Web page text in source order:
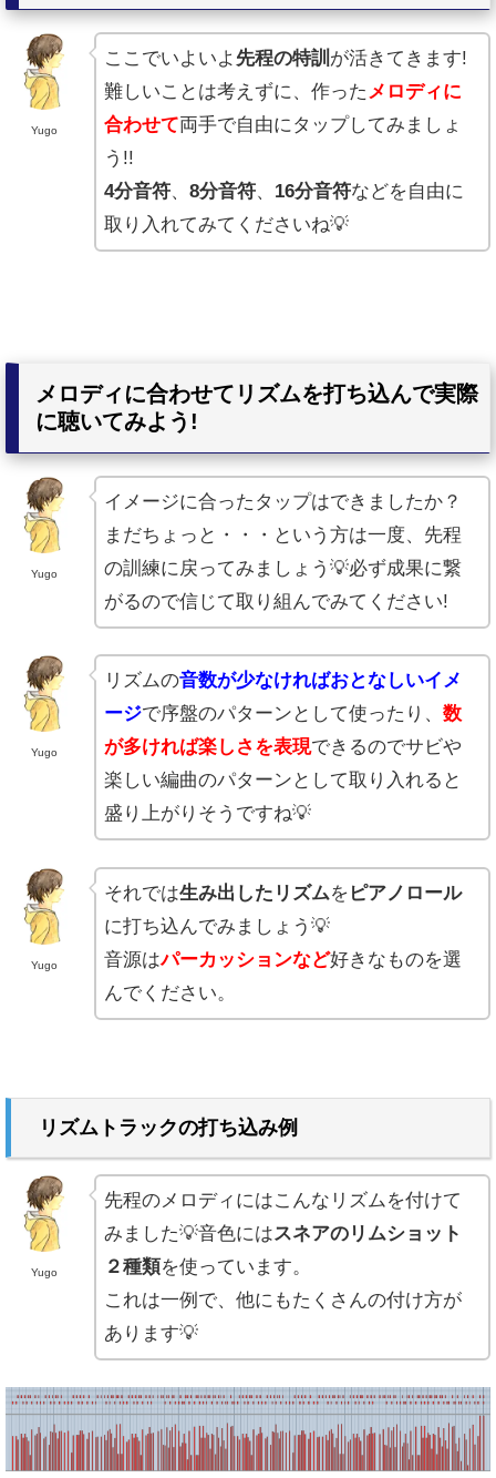
Yugo
ここでいよいよ 先程の特訓 が活きてきます!
難しいことは考えずに、作った メロディに
合わせて両手で自由にタップしてみましょ
う!!
4分音符、8分音符、 16分音符などを自由に
取り入れてみてくださいね💡
メロディに合わせてリズムを打ち込んで実際
に聴いてみよう!
Yugo
イメージに合ったタップはできましたか？
まだちょっと・・・という方は一度、先程
の訓練に戻ってみましょう💡必ず成果に繋
がるので信じて取り組んでみてください!
Yugo
リズムの音数が少なければおとなしいイメ
ージで序盤のパターンとして使ったり、数
が多ければ楽しさを表現できるのでサビや
楽しい編曲のパターンとして取り入れると
盛り上がりそうですね💡
Yugo
それでは生み出したリズムを ピアノロール
に打ち込んでみましょう💡
音源はパーカッションなど好きなものを選
んでください。
リズムトラックの打ち込み例
Yugo
先程のメロディにはこんなリズムを付けて
みました💡音色にはスネアのリムショット
２種類を使っています。
これは一例で、他にもたくさんの付け方が
あります💡